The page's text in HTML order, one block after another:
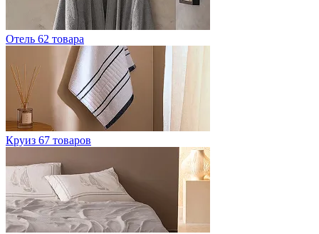
Отель 62 товара
Круиз 67 товаров